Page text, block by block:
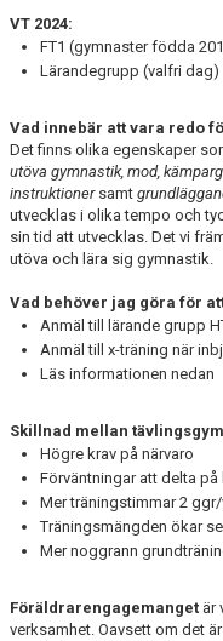
VT 2024:
FT1 (gymnaster födda
Lärandegrupp (valfri dag)
Vad innebär att vara redo
Det finns olika egenskaper
utöva gymnastik, mod,
instruktionersamt
utvecklas i olika tempo och
sin tid att utvecklas. Det vi
utöva och lära sig gymnastik.
Vad behöver jag göra för
Anmäl till lärande grupp
Anmäl till x-träning när
Läs informationen nedan
Skillnad mellan
Högre krav på närvaro
Förväntningar att delta
Mer träningstimmar 2
Träningsmängden ökar
Mer noggrann
Föräldrarengagemanget är
verksamhet. Oavsett om det